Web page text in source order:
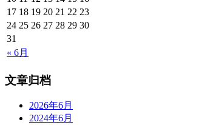
« 6月
17 18 19 20 21 22 23
24 25 26 27 28 29 30
31
文章归档
2026年6月
2024年6月